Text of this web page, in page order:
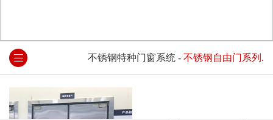
不锈钢特种门窗系统 - 不锈钢自由门系列.